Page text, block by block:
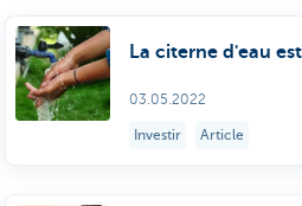
La citerne d'eau
03.05.2022
Investir Article